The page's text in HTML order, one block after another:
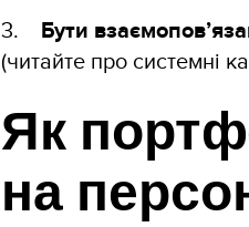
3. Бути
(читайте про системні
Як
на